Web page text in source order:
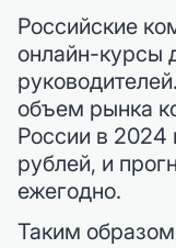
Российские
онлайн-курсы
объем рынка
России в
рублей, и
ежегодно.
Таким